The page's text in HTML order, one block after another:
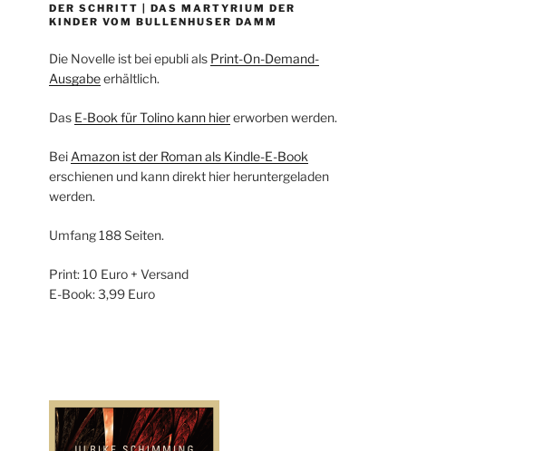
DER SCHRITT | DAS MARTYRIUM DER
KINDER VOM BULLENHUSER DAMM
Die Novelle ist bei epubli als Print-On-Demand-
Ausgabeerhältlich.
Das E-Book für Tolino kann hiererworben werden.
Bei Amazon ist der Roman als Kindle-E-Book
erschienen und kann direkt hier heruntergeladen
werden.
Umfang 188 Seiten.
Print: 10 Euro + Versand
E-Book: 3,99 Euro